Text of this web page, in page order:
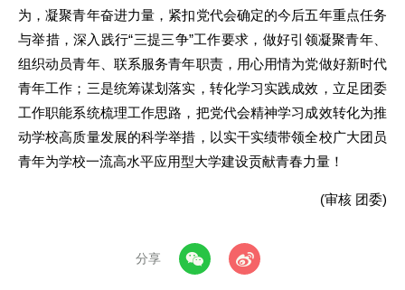
为，凝聚青年奋进力量，紧扣党代会确定的今后五年重点任务
与举措，深入践行“三提三争”工作要求，做好引领凝聚青年、
组织动员青年、联系服务青年职责，用心用情为党做好新时代
青年工作；三是统筹谋划落实，转化学习实践成效，立足团委
工作职能系统梳理工作思路，把党代会精神学习成效转化为推
动学校高质量发展的科学举措，以实干实绩带领全校广大团员
青年为学校一流高水平应用型大学建设贡献青春力量！
(审核 团委)
分享